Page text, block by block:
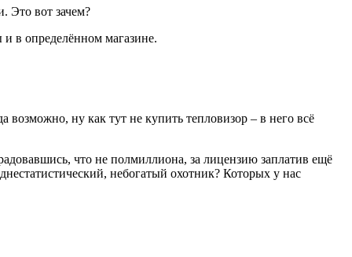
Это вот зачем?
в определённом магазине.
возможно, ну как тут не купить тепловизор – в него всё
что не полмиллиона, за лицензию заплатив ещё
небогатый охотник? Которых у нас